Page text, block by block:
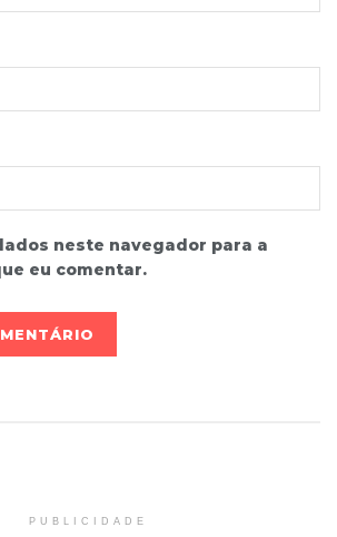
neste navegador para a
eu comentar.
PUBLICIDADE